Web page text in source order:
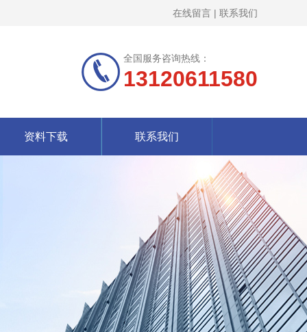
在线留言 | 联系我们
全国服务咨询热线：
13120611580
资料下载 联系我们